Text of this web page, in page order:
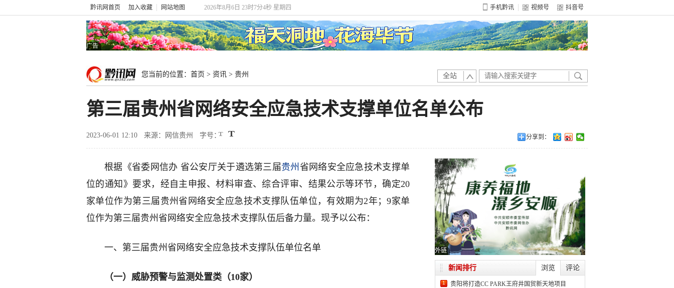
黔讯网首页 加入收藏 网站地图 2026年8月6日 23时7分5秒 星期四 手机黔讯 视频号 抖音号
广告
您当前的位置： 首页 > 资讯 > 贵州 全站
第三届贵州省网络安全应急技术支撑单位名单公布
2023-06-01 12:10 来源：网信贵州 字号： 分享到：
根据《省委网信办 省公安厅关于遴选第三届贵州 省网络安全应急技术支撑单
位的通知》要求，经自主申报、材料审查、综合评审、结果公示等环节，确定20
家单位作为第三届贵州省网络安全应急技术支撑队伍单位，有效期为2年；9家单
位作为第三届贵州省网络安全应急技术支撑队伍后备力量。现予以公布：
一、第三届贵州省网络安全应急技术支撑队伍单位名单
（一）威胁预警与监测处置类（10家）
外链
浏览 评论
新闻排行
1 贵阳将打造CC PARK王府井国贸新天地项目